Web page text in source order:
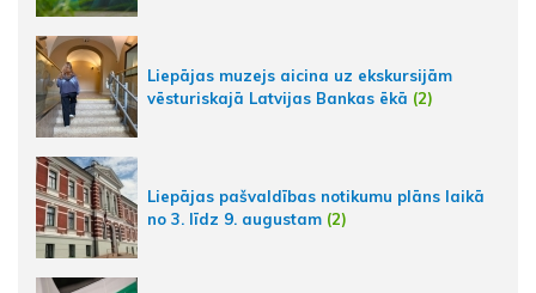
Liepājas muzejs aicina uz ekskursijām
vēsturiskajā Latvijas Bankas ēkā (2)
Liepājas pašvaldības notikumu plāns laikā
no 3. līdz 9. augustam (2)